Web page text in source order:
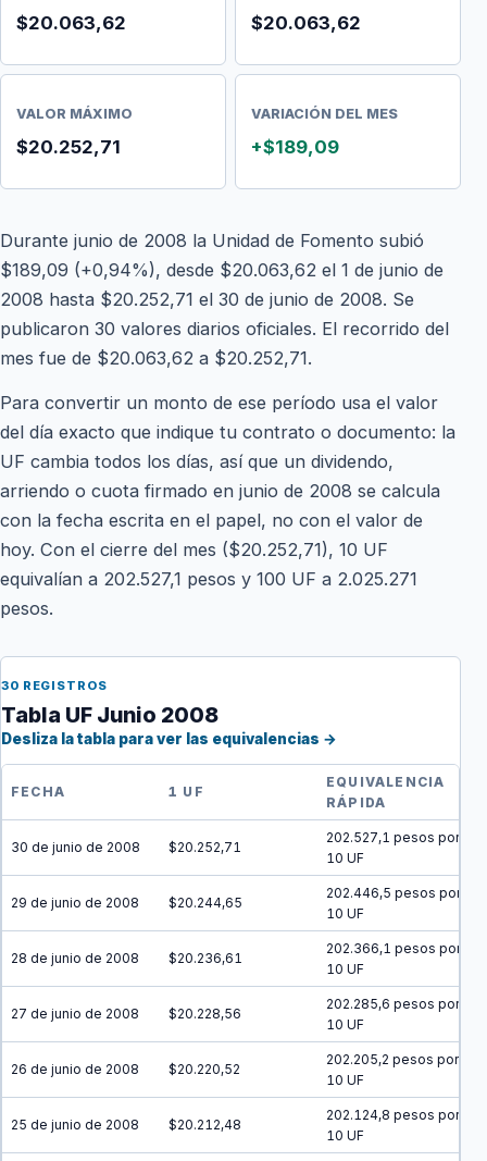
$20.063,62 $20.063,62
VALOR MÁXIMO
$20.252,71
VARIACIÓN DEL MES
+$189,09
Durante junio de 2008 la Unidad de Fomento subió
$189,09 (+0,94%), desde $20.063,62 el 1 de junio de
2008 hasta $20.252,71 el 30 de junio de 2008. Se
publicaron 30 valores diarios oficiales. El recorrido del
mes fue de $20.063,62 a $20.252,71.
Para convertir un monto de ese período usa el valor
del día exacto que indique tu contrato o documento: la
UF cambia todos los días, así que un dividendo,
arriendo o cuota firmado en junio de 2008 se calcula
con la fecha escrita en el papel, no con el valor de
hoy. Con el cierre del mes ($20.252,71), 10 UF
equivalían a 202.527,1 pesos y 100 UF a 2.025.271
pesos.
30 REGISTROS
Tabla UF Junio 2008
Desliza la tabla para ver las equivalencias →
FECHA 1 UF
EQUIVALENCIA
RÁPIDA
30 de junio de 2008 $20.252,71
202.527,1 pesos por
10 UF
29 de junio de 2008 $20.244,65
202.446,5 pesos por
10 UF
28 de junio de 2008 $20.236,61
202.366,1 pesos por
10 UF
27 de junio de 2008 $20.228,56
202.285,6 pesos por
10 UF
26 de junio de 2008 $20.220,52
202.205,2 pesos por
10 UF
25 de junio de 2008 $20.212,48
202.124,8 pesos por
10 UF